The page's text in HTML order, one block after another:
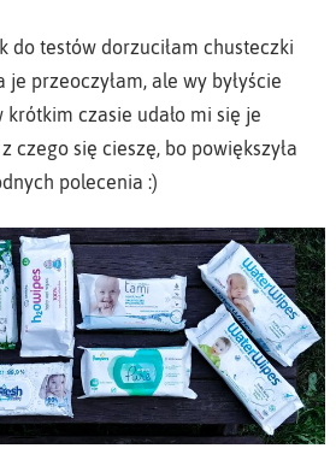
do testów dorzuciłam chusteczki
je przeoczyłam, ale wy byłyście
czasie udało mi się je
czego się cieszę, bo powiększyła
polecenia :)